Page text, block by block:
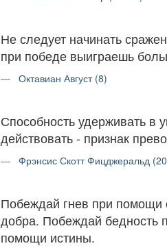
Не следует начинать
при победе выиграешь
Октавиан Август (8)
Способность удерживать
действовать - признак
Фрэнсис Скотт Фицджеральд
Побеждай гнев при помощи
добра. Побеждай бедность
помощи истины.